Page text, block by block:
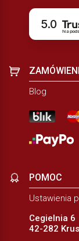
5.0
Na
Blog
POMOC
Ustawienia
Cegielnia 6
42-282